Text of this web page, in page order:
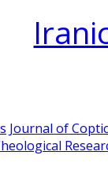
Journal of